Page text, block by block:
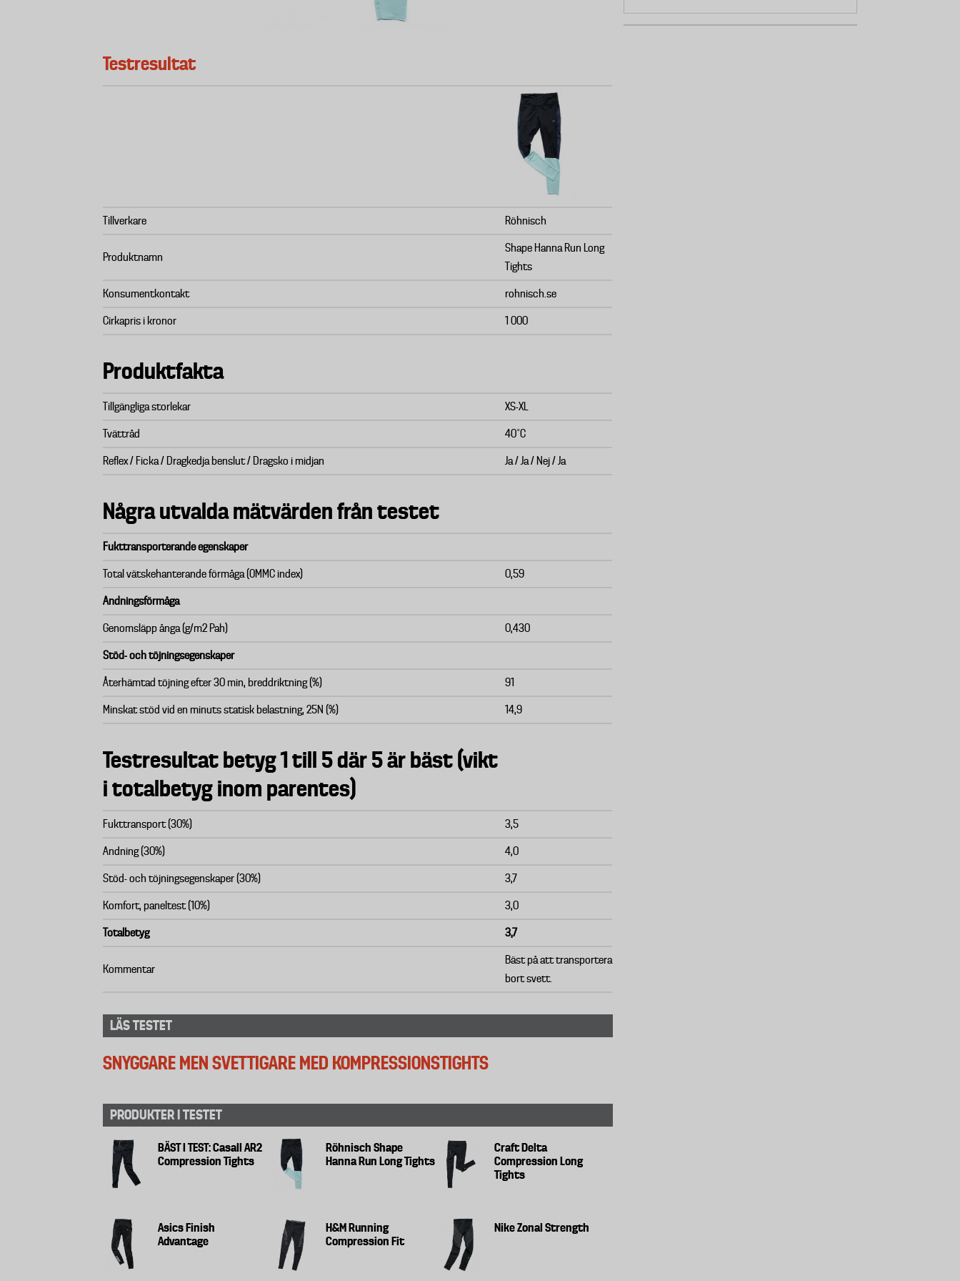
Testresultat
Tillverkare Röhnisch
Produktnamn
Shape Hanna Run Long
Tights
Konsumentkontakt rohnisch.se
Cirkapris i kronor 1 000
Produktfakta
Tillgängliga storlekar XS-XL
Tvättråd 40˚C
Reflex / Ficka / Dragkedja benslut / Dragsko i midjan Ja / Ja / Nej / Ja
Några utvalda mätvärden från testet
Fukttransporterande egenskaper
Total vätskehanterande förmåga (OMMC index) 0,59
Andningsförmåga
Genomsläpp ånga (g/m2 Pah) 0,430
Stöd- och töjningsegenskaper
Återhämtad töjning efter 30 min, breddriktning (%) 91
Minskat stöd vid en minuts statisk belastning, 25N (%) 14,9
Testresultat betyg 1 till 5 där 5 är bäst (vikt
i totalbetyg inom parentes)
Fukttransport (30%) 3,5
Andning (30%) 4,0
Stöd- och töjningsegenskaper (30%) 3,7
Komfort, paneltest (10%) 3,0
Totalbetyg 3,7
Kommentar
Bäst på att transportera
bort svett.
LÄS TESTET
SNYGGARE MEN SVETTIGARE MED KOMPRESSIONSTIGHTS
PRODUKTER I TESTET
BÄST I TEST: Casall AR2
Compression Tights
Röhnisch Shape
Hanna Run Long Tights
Craft Delta
Compression Long
Tights
Asics Finish
Advantage
H&M Running
Compression Fit
Nike Zonal Strength